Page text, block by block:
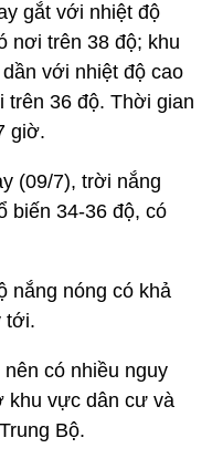
gắt với nhiệt độ
nơi trên 38 độ; khu
với nhiệt độ cao
trên 36 độ. Thời gian
giờ.
(09/7), trời nắng
biến 34-36 độ, có
nắng nóng có khả
tới.
có nhiều nguy
khu vực dân cư và
Bộ.